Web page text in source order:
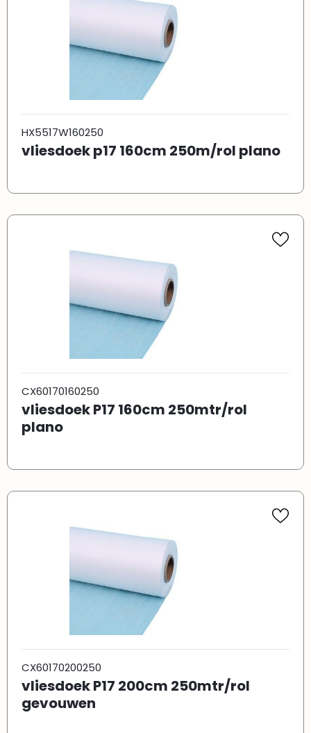
HX5517W160250
vliesdoek p17 160cm 250m/rol plano
CX60170160250
vliesdoek P17 160cm 250mtr/rol
plano
CX60170200250
vliesdoek P17 200cm 250mtr/rol
gevouwen